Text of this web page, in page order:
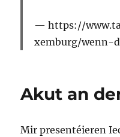
https://
xemburg/wenn-
Akut an
Mir presentéieren